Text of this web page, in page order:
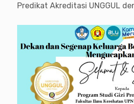
Predikat Akreditasi UNGGUL